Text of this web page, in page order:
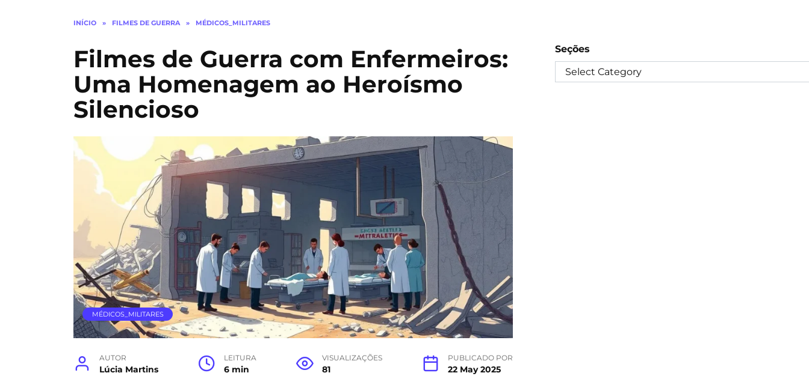
INÍCIO » FILMES DE GUERRA » MÉDICOS_MILITARES
Filmes de Guerra com Enfermeiros:
Uma Homenagem ao Heroísmo
Silencioso
MÉDICOS_MILITARES
AUTOR
Lúcia Martins
LEITURA
6 min
VISUALIZAÇÕES
81
PUBLICADO POR
22 May 2025
Seções